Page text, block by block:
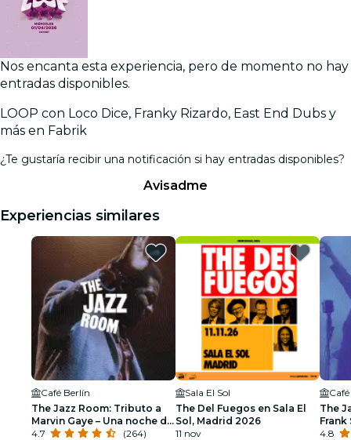
Nos encanta esta experiencia, pero de momento no hay
entradas disponibles.
LOOP con Loco Dice, Franky Rizardo, East End Dubs y
más en Fabrik
¿Te gustaría recibir una notificación si hay entradas disponibles?
Avisadme
Experiencias similares
Café Berlín
The Jazz Room: Tributo a
Marvin Gaye – Una noche de
soul
4.7
(264)
Sala El Sol
The Del Fuegos en Sala El
Sol, Madrid 2026
11 nov
The
Frank
4.8